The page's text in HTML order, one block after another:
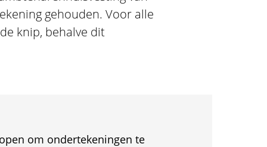
gehouden. Voor alle
knip, behalve dit
om ondertekeningen te